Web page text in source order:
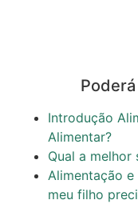
Introdução
Alimentar?
Qual a melhor
Alimentação
meu filho